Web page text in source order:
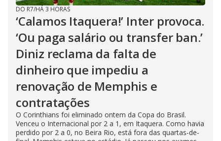
DO R7/HÁ 3 HORAS
‘Calamos Itaquera!’ Inter provoca.
‘Ou paga salário ou transfer ban.’
Diniz reclama da falta de
dinheiro que impediu a
renovação de Memphis e
contratações
O Corinthians foi eliminado ontem da Copa do Brasil.
Venceu o Internacional por 2 a 1, em Itaquera. Como havia
perdido por 2 a 0, no Beira Rio, está fora das quartas-de-